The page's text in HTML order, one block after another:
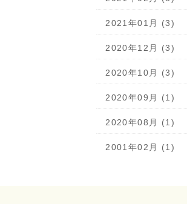
2021年01月 (3)
2020年12月 (3)
2020年10月 (3)
2020年09月 (1)
2020年08月 (1)
2001年02月 (1)